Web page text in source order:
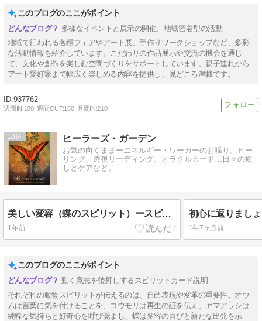
このブログのここがポイント
多様なイベントと展示の開催、地域密着型の活動
地域で行われる各種フェアやアート展、手作りワークショップなど、多彩
な活動情報を紹介しています。こだわりの作品展示や交流の機会を通じ
て、文化や創作を楽しむ空間づくりをサポートしています。親子連れから
アート愛好家まで幅広く楽しめる内容を提供し、見どころ満載です。
937762
週間IN:100 週間OUT:160 月間IN:210
18 ヒーラーズ・ガーデン
お気の向くままーエネルギー・ワーカーのお喋り。ヒー
リング、透視リーディング、オラクルカード…日々の癒
しとケアなど。
美しい変容（蝶のスピリット）ースピリットアニマル・オラクルカード
1年前 1年7ヶ月前
このブログのここがポイント
動く意志を後押しするスピリットカード説明
それぞれの動物スピリットが伝えるのは、自己表現や変革の重要性。オウ
ムは言葉に気を付けることを、コウモリは再生の証を伝え、ヤマアラシは
純粋な気持ちと好奇心を呼び覚まし、蝶は変容の喜びと新たな出発を示